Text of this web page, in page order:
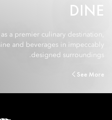
DINE
a premier culinary destination,
and beverages in impeccably
designed surroundings.
See More